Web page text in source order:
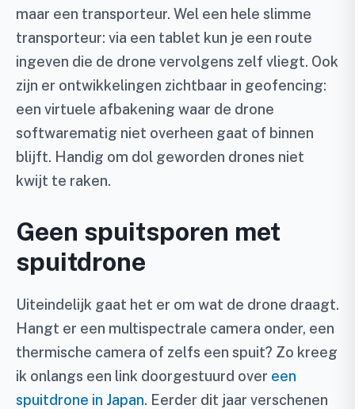
maar een transporteur. Wel een hele slimme
transporteur: via een tablet kun je een route
ingeven die de drone vervolgens zelf vliegt. Ook
zijn er ontwikkelingen zichtbaar in geofencing:
een virtuele afbakening waar de drone
softwarematig niet overheen gaat of binnen
blijft. Handig om dol geworden drones niet
kwijt te raken.
Geen spuitsporen met
spuitdrone
Uiteindelijk gaat het er om wat de drone draagt.
Hangt er een multispectrale camera onder, een
thermische camera of zelfs een spuit? Zo kreeg
ik onlangs een link doorgestuurd over een
spuitdrone in Japan. Eerder dit jaar verschenen